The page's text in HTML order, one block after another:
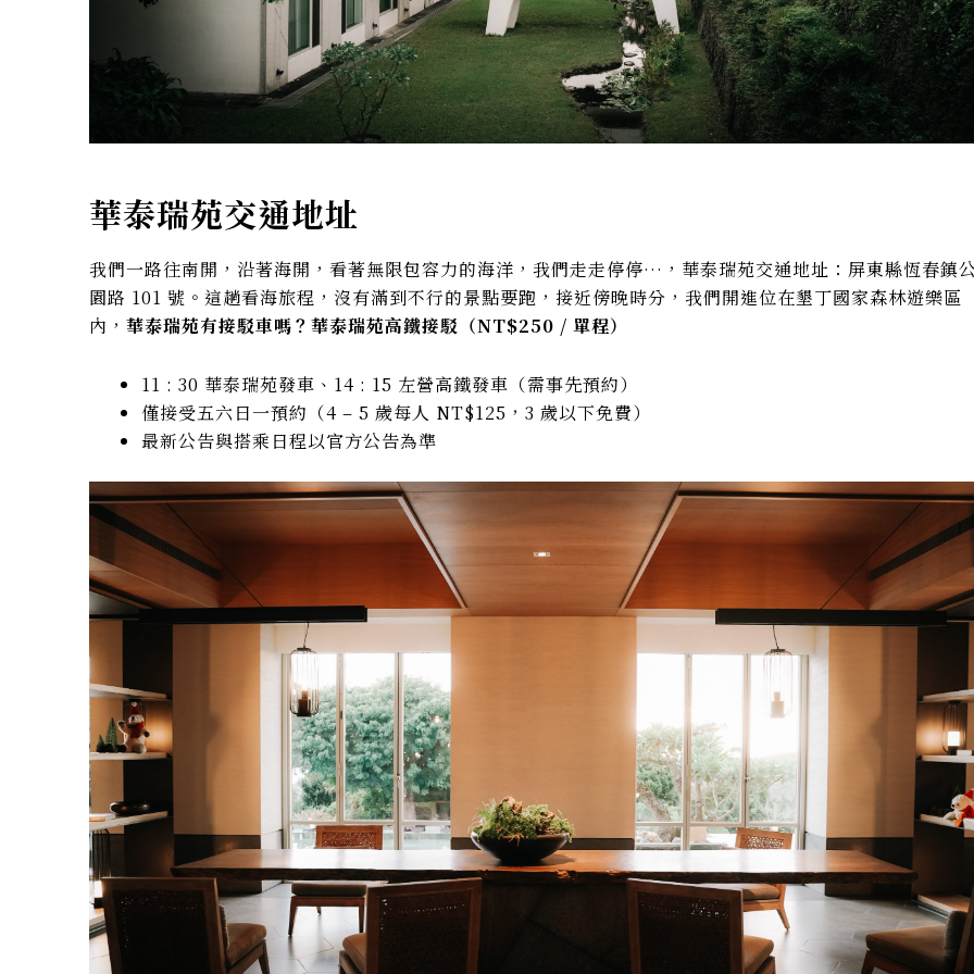
華泰瑞苑交通地址
我們一路往南開，沿著海開，看著無限包容力的海洋，我們走走停停…，華泰瑞苑交通地址：屏東縣恆春鎮
園路 101 號。這趟看海旅程，沒有滿到不行的景點要跑，接近傍晚時分，我們開進位在墾丁國家森林遊樂區
內， 華泰瑞苑有接駁車嗎？華泰瑞苑高鐵接駁（NT$250 / 單程）
11 : 30 華泰瑞苑發車、14 : 15 左營高鐵發車（需事先預約）
僅接受五六日一預約（4 – 5 歲每人 NT$125，3 歲以下免費）
最新公告與搭乘日程以官方公告為準